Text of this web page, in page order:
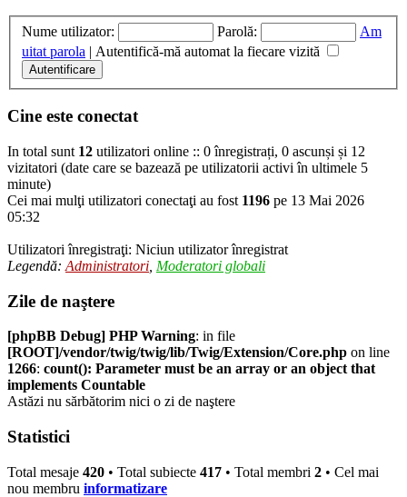
Nume utilizator: Parolă:
Am
uitat parola | Autentifică-mă automat la fiecare vizită
Cine este conectat
In total sunt 12 utilizatori online :: 0 înregistrați, 0 ascunși și 12
vizitatori (date care se bazează pe utilizatorii activi în ultimele 5
minute)
Cei mai mulţi utilizatori conectaţi au fost 1196 pe 13 Mai 2026
05:32
Utilizatori înregistraţi: Niciun utilizator înregistrat
Legendă: Administratori Moderatori globali
Zile de naştere
[phpBB Debug] PHP Warning: in file
[ROOT]/vendor/twig/twig/lib/Twig/Extension/Core.php on line
1266: count(): Parameter must be an array or an object that
implements Countable
Astăzi nu sărbătorim nici o zi de naştere
Statistici
Total mesaje 420 • Total subiecte 417 • Total membri 2 • Cel mai
nou membru informatizare